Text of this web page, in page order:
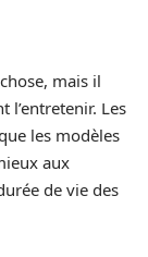
mais il
Les
les modèles
aux
de vie des